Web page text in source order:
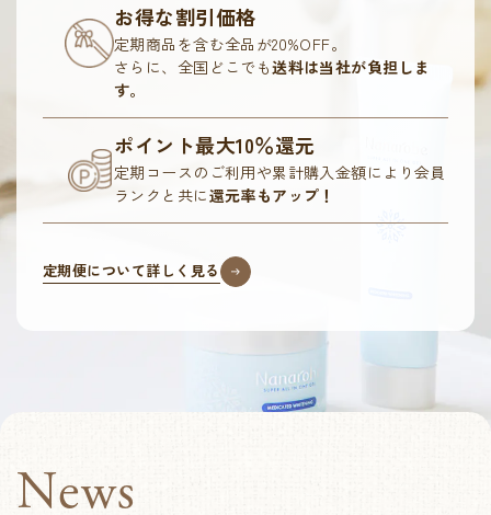
お得な割引価格
定期商品を含む全品が20%OFF。
さらに、全国どこでも送料は当社が負担しま
す。
ポイント最大10％還元
定期コースのご利用や累計購入金額により会員
ランクと共に還元率もアップ！
定期便について詳しく見る
News